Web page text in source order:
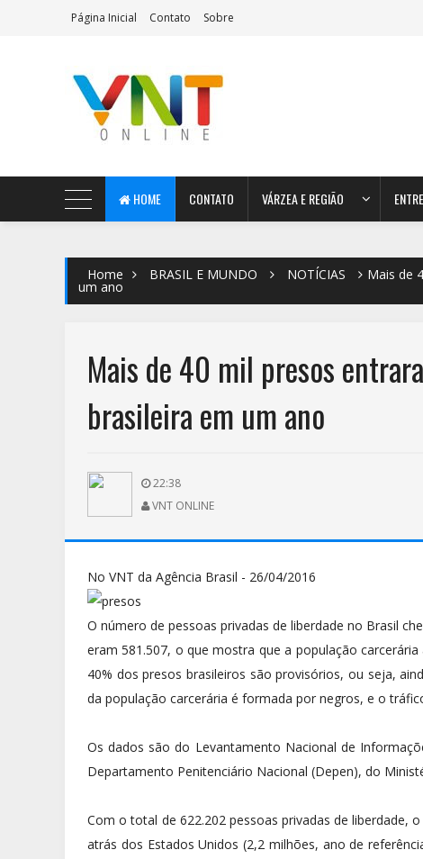
Página Inicial Contato Sobre
AeroMag Blogger Template
HOME CONTATO VÁRZEA E REGIÃO
Home BRASIL E MUNDO NOTÍCIAS Mais de
um ano
Mais de 40 mil presos
brasileira em um ano
22:38
VNT ONLINE
No VNT da Agência Brasil - 26/04/2016
O número de pessoas privadas de liberdade no Brasil
eram 581.507, o que mostra que a população
40% dos presos brasileiros são provisórios, ou seja,
da população carcerária é formada por negros, e o
Os dados são do Levantamento Nacional de
Departamento Penitenciário Nacional (Depen), do
Com o total de 622.202 pessoas privadas de liberdade,
atrás dos Estados Unidos (2,2 milhões, ano de